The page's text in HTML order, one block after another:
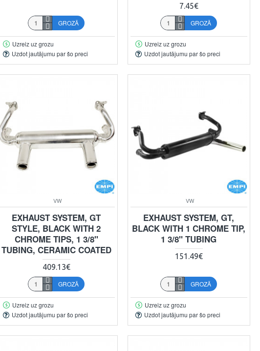
GROZĀ
Uzreiz uz grozu
Uzdot jautājumu par šo preci
7.45€
GROZĀ
Uzreiz uz grozu
Uzdot jautājumu par šo preci
VW
EXHAUST SYSTEM, GT
STYLE, BLACK WITH 2
CHROME TIPS, 1 3/8"
TUBING, CERAMIC COATED
409.13€
GROZĀ
Uzreiz uz grozu
Uzdot jautājumu par šo preci
VW
EXHAUST SYSTEM, GT,
BLACK WITH 1 CHROME TIP,
1 3/8" TUBING
151.49€
GROZĀ
Uzreiz uz grozu
Uzdot jautājumu par šo preci